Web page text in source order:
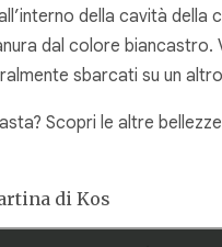
della cavità della
dal colore biancastro.
sbarcati su un
Scopri le altre
di Kos